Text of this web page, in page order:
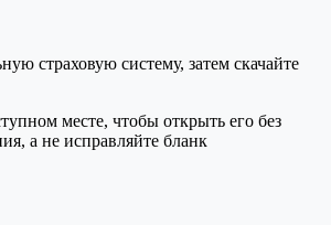
страховую систему, затем скачайте
месте, чтобы открыть его без
а не исправляйте бланк